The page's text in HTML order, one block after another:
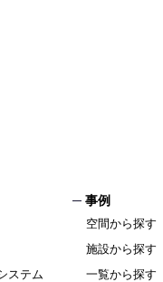
ステム
事例
空間から探す
施設から探す
一覧から探す